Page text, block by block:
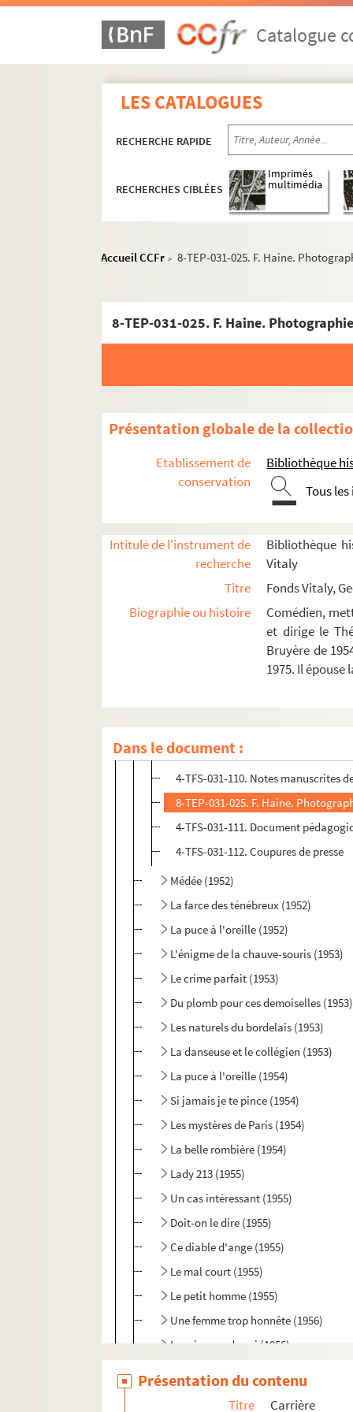
Catalogue
LES CATALOGUES
RECHERCHE RAPIDE
RECHERCHES CIBLÉES
Imprimés
multimédia
Accueil CCFr > 8-TEP-031-025. F. Haine.
8-TEP-031-025. F. Haine.
Présentation globale de la
Etablissement de
conservation
Bibliothèque
Tous
Intitulé de l'instrument de
recherche
Bibliothèque
Vitaly
Titre
Fonds Vitaly,
Biographie ou histoire
Comédien,
et dirige le
Bruyère de
1975. Il épouse
Dans le document :
Metteur en scène
La fête noire (1948)
Les taureaux (1949)
La quadrature du cercle (1949)
La pucelle (1950)
Edmée (1951)
La belle rombière (1952)
La belle rombière (1952)
La petite femme de Loth (1952)
La mégère apprivoisée (1952)
4-TFS-031-109. Relevé de mise en
4-TFS-031-110. Notes manuscrites
8-TEP-031-025. F. Haine.
4-TFS-031-111. Document
4-TFS-031-112. Coupures de presse
Médée (1952)
La farce des ténébreux (1952)
La puce à l'oreille (1952)
L'énigme de la chauve-souris (1953)
Le crime parfait (1953)
Du plomb pour ces demoiselles (1953)
Les naturels du bordelais (1953)
La danseuse et le collégien (1953)
La puce à l'oreille (1954)
Si jamais je te pince (1954)
Les mystères de Paris (1954)
La belle rombière (1954)
Lady 213 (1955)
Un cas intéressant (1955)
Doit-on le dire (1955)
Ce diable d'ange (1955)
Le mal court (1955)
Le petit homme (1955)
Une femme trop honnête (1956)
Le prince endormi (1956)
Présentation du contenu
Titre Carrière